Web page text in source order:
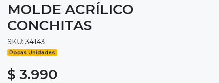
MOLDE ACRÍLICO
CONCHITAS
SKU: 34143
Pocas Unidades
$ 3.990